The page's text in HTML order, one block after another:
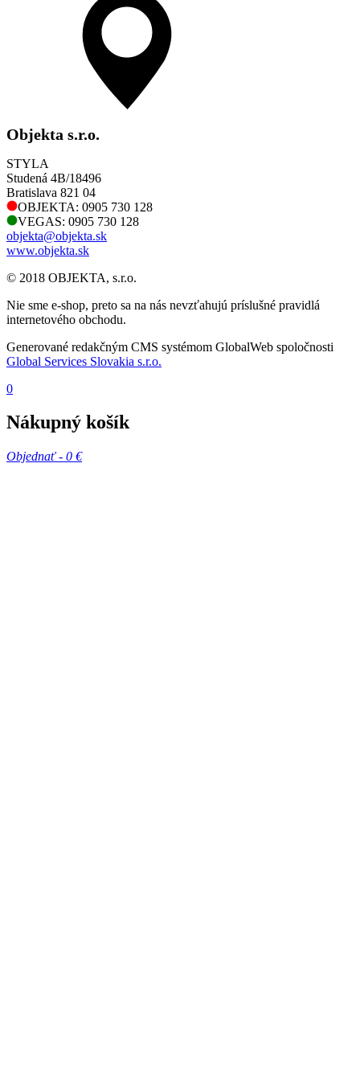
Objekta s.r.o.
STYLA
Studená 4B/18496
Bratislava 821 04
OBJEKTA: 0905 730 128
VEGAS: 0905 730 128
objekta@objekta.sk
www.objekta.sk
© 2018 OBJEKTA, s.r.o.
Nie sme e-shop, preto sa na nás nevzťahujú príslušné pravidlá
internetového obchodu.
Generované redakčným CMS systémom GlobalWeb spoločnosti
Global Services Slovakia s.r.o.
0
Nákupný košík
Objednať - 0 €